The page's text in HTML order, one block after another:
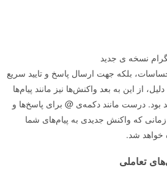
نسخه ی جدید
بلکه جهت ارسال پاسخ و تایید سریع
از این به بعد واکنش‌ها نیز مانند پیام‌ها
بود. درست مانند دکمه‌ی @ برای پاسخ‌ها و
که واکنش جدیدی به پیام‌های شما
خواهد شد.
تعاملی